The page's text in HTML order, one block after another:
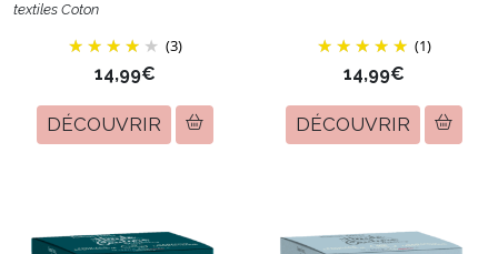
textiles Coton
(3)
14,99€
DÉCOUVRIR
(1)
14,99€
DÉCOUVRIR